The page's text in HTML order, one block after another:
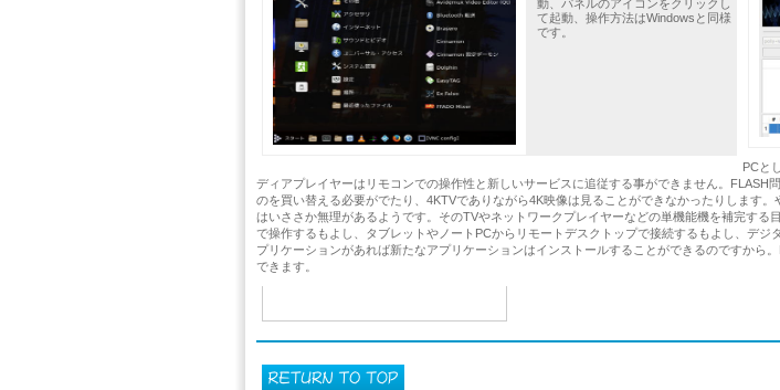
動、パネルのアイコンをクリックし
て起動、操作方法はWindowsと同様
です。
PCと
ディアプレイヤーはリモコンでの操作性と新しいサービスに追従する事ができません。FLASH
のを買い替える必要がでたり、4KTVでありながら4K映像は見ることができなかったりします
はいささか無理があるようです。そのTVやネットワークプレイヤーなどの単機能機を補完す
で操作するもよし、タブレットやノートPCからリモートデスクトップで接続するもよし、デ
プリケーションがあれば新たなアプリケーションはインストールすることができるのですから
できます。